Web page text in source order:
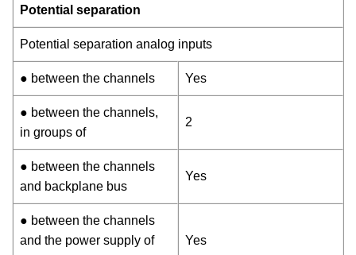
Potential separation
Potential separation analog inputs
● between the channels Yes
● between the channels,
in groups of
2
● between the channels
and backplane bus
Yes
● between the channels
and the power supply of
Yes